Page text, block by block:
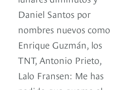
Daniel Santos por
nombres nuevos como
Enrique Guzmán, los
TNT, Antonio Prieto,
Lalo Fransen: Me has